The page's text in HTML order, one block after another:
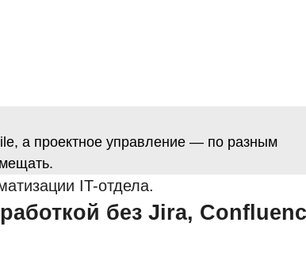
а проектное управление — по разным
IT-отдела.
без Jira,